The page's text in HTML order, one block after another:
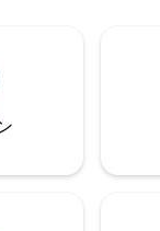
る場所です。アメニ
トと宿泊施設の詳細
ご覧ください。